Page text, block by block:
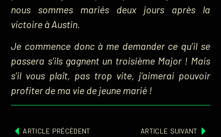
nous sommes mariés deux jours après la
victoire à Austin.
Je commence donc à me demander ce qu’il se
passera s’ils gagnent un troisième Major ! Mais
s’il vous plaît, pas trop vite, j’aimerai pouvoir
profiter de ma vie de jeune marié !
ARTICLE PRÉCÉDENT ARTICLE SUIVANT